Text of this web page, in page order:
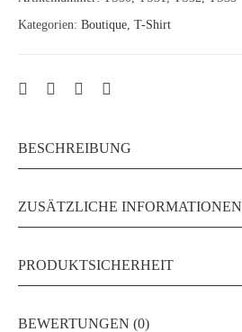
Kategorien: Boutique, T-Shirt
BESCHREIBUNG
ZUSÄTZLICHE INFORMATIONEN
PRODUKTSICHERHEIT
BEWERTUNGEN (0)